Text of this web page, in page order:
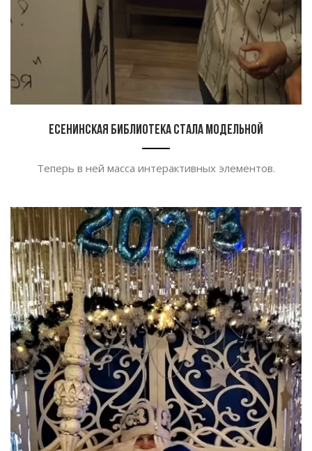
Есенинская библиотека стала модельной
Теперь в ней масса интерактивных элементов.